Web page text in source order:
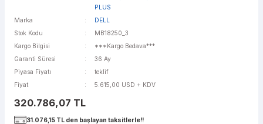
PLUS
Marka
DELL
Stok Kodu
MB18250_3
Kargo Bilgisi
***Kargo Bedava***
Garanti Süresi
36 Ay
Piyasa Fiyatı
teklif
Fiyat
5.615,00 USD + KDV
320.786,07 TL
31.076,15 TL den başlayan taksitlerle!!